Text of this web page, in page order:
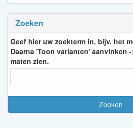
Zoeken
Geef hier uw zoekterm in, bijv. het
Daarna 'Toon varianten' aanvinken
maten zien.